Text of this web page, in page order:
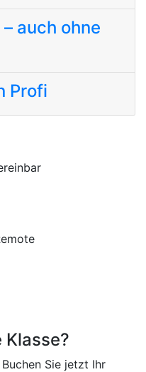
auch ohne
Profi
Klasse?
Sie jetzt Ihr